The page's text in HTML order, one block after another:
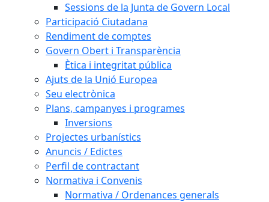
Sessions de la Junta de Govern Local
Participació Ciutadana
Rendiment de comptes
Govern Obert i Transparència
Ètica i integritat pública
Ajuts de la Unió Europea
Seu electrònica
Plans, campanyes i programes
Inversions
Projectes urbanístics
Anuncis / Edictes
Perfil de contractant
Normativa i Convenis
Normativa / Ordenances generals